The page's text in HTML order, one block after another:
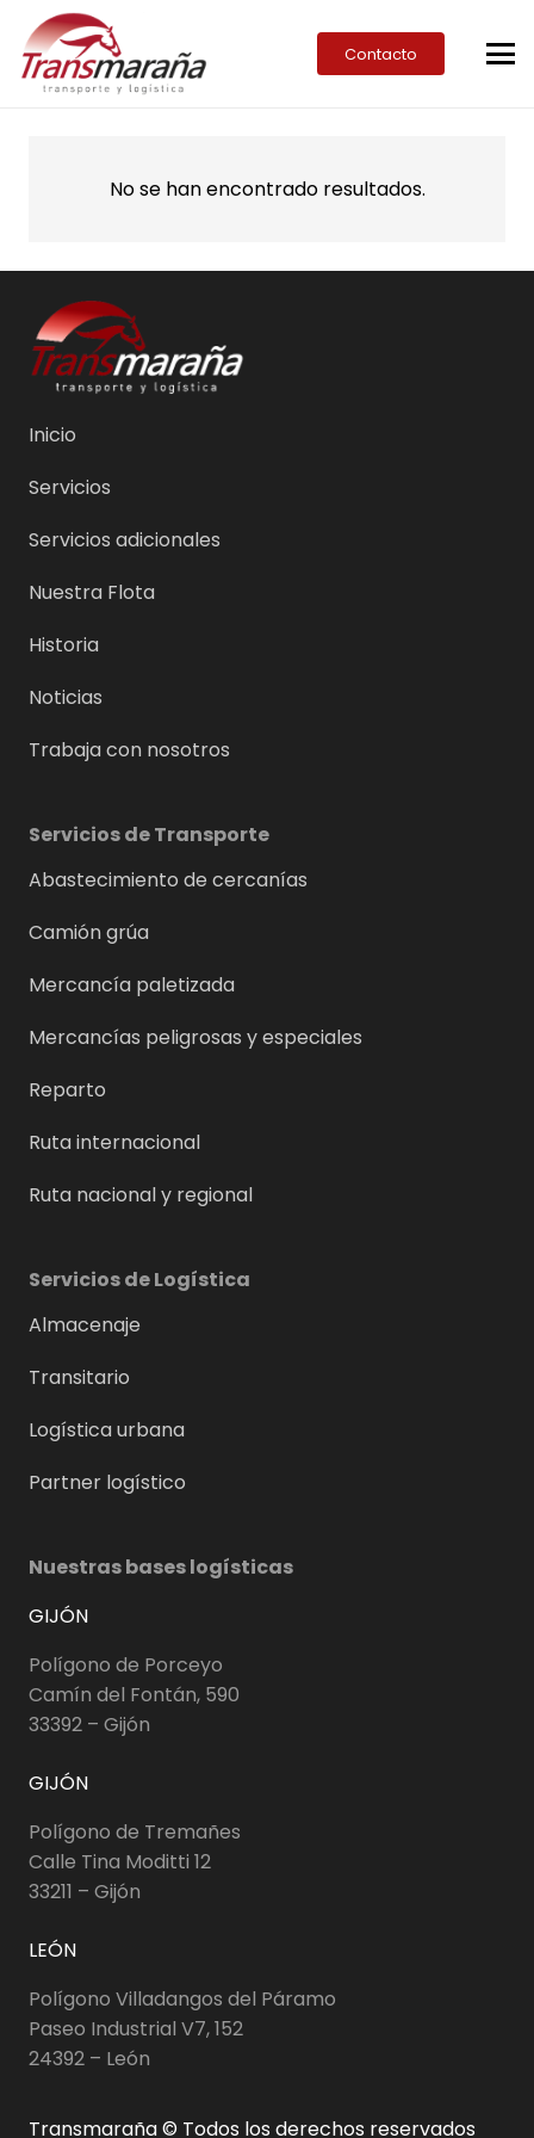
Contacto
No se han encontrado resultados.
Inicio
Servicios
Servicios adicionales
Nuestra Flota
Historia
Noticias
Trabaja con nosotros
Servicios de Transporte
Abastecimiento de cercanías
Camión grúa
Mercancía paletizada
Mercancías peligrosas y especiales
Reparto
Ruta internacional
Ruta nacional y regional
Servicios de Logística
Almacenaje
Transitario
Logística urbana
Partner logístico
Nuestras bases logísticas
GIJÓN
Polígono de Porceyo
Camín del Fontán, 590
33392 – Gijón
GIJÓN
Polígono de Tremañes
Calle Tina Moditti 12
33211 – Gijón
LEÓN
Polígono Villadangos del Páramo
Paseo Industrial V7, 152
24392 – León
Transmaraña © Todos los derechos reservados